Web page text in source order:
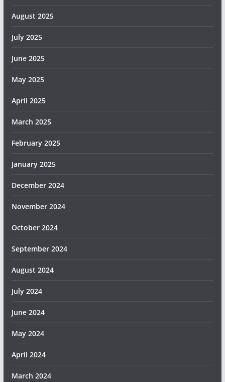
August 2025
July 2025
June 2025
May 2025
April 2025
March 2025
February 2025
January 2025
December 2024
November 2024
October 2024
September 2024
August 2024
July 2024
June 2024
May 2024
April 2024
March 2024